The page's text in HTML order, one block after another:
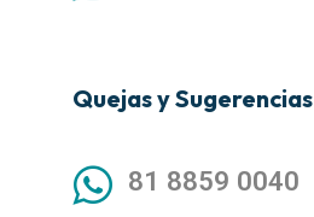
Quejas y Sugerencias
81 8859 0040